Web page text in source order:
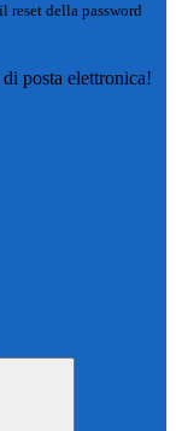
reset della password
posta elettronica!